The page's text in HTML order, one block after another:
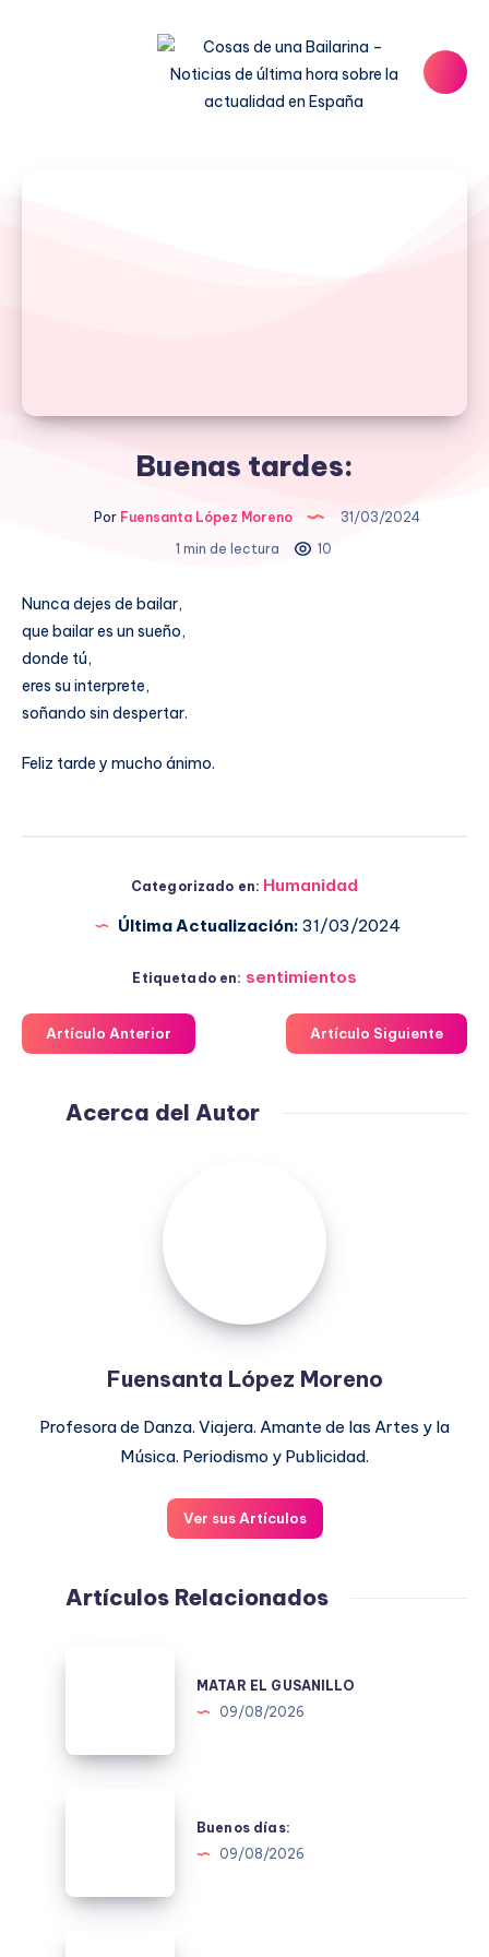
Buenas tardes:
Por Fuensanta López Moreno
31/03/2024
1 min de lectura
10
Nunca dejes de bailar,
que bailar es un sueño,
donde tú,
eres su interprete,
soñando sin despertar.
Feliz tarde y mucho ánimo.
Categorizado en: Humanidad
Última Actualización: 31/03/2024
Etiquetado en: sentimientos
Artículo Anterior Artículo Siguiente
Acerca del Autor
Fuensanta López Moreno
Profesora de Danza. Viajera. Amante de las Artes y la
Música. Periodismo y Publicidad.
Ver sus Artículos
Artículos Relacionados
MATAR EL GUSANILLO
09/08/2026
Buenos días:
09/08/2026